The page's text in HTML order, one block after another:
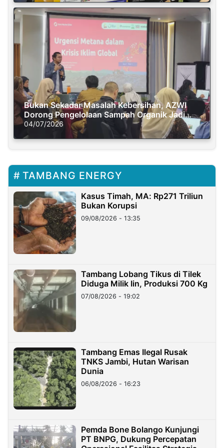
Bukan Sekadar Masalah Kebersihan, AZWI
Dorong Pengelolaan Sampah Organik Jadi
Solusi Krisis Iklim
04/07/2026
TAMBANG ENERGY
Kasus Timah, MA: Rp271 Triliun
Bukan Korupsi
09/08/2026 - 13:35
Tambang Lobang Tikus di Tilek
Diduga Milik Iin, Produksi 700 Kg
07/08/2026 - 19:02
Tambang Emas Ilegal Rusak
TNKS Jambi, Hutan Warisan
Dunia
06/08/2026 - 16:23
Pemda Bone Bolango Kunjungi
PT BNPG, Dukung Percepatan